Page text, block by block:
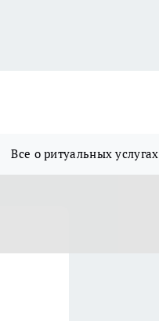
Все о ритуальных услугах